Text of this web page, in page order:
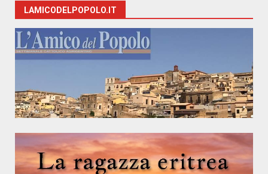
LAMICODELPOPOLO.IT